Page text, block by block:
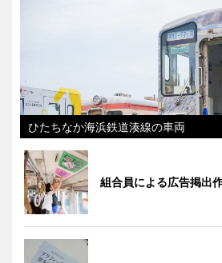
ひたちなか海浜鉄道湊線の車両
組合員による広告掲出